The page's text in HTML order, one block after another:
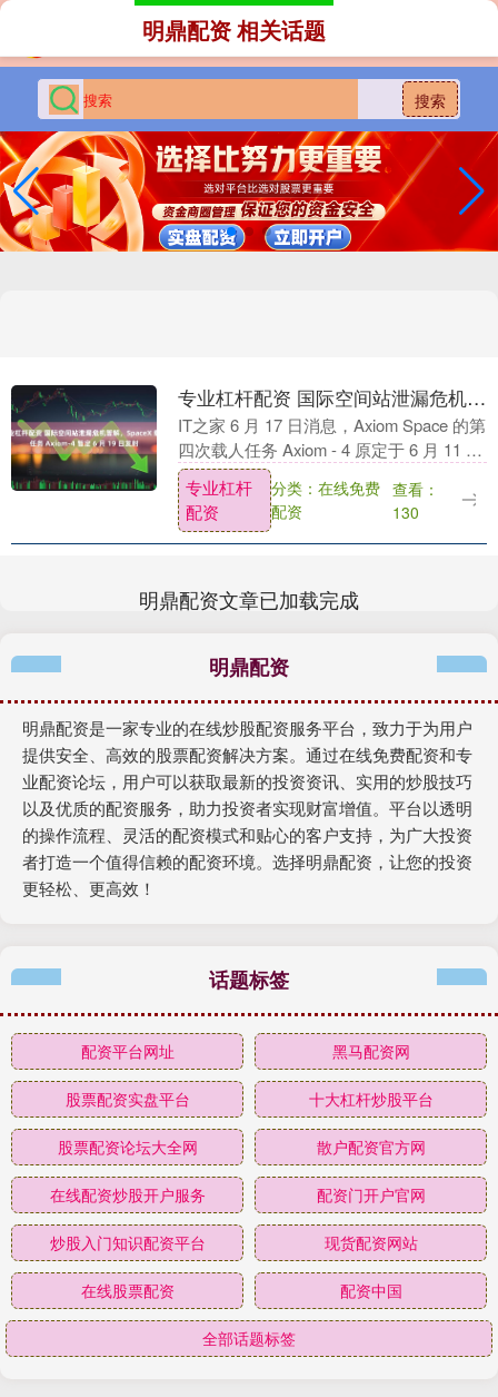
搜索
明鼎配资 相关话题
专业杠杆配资 国际空间站泄漏危机暂解，SpaceX 载人任务 Axiom-4 暂定 6 月 19 日发射
IT之家 6 月 17 日消息，Axiom Space 的第
四次载人任务 Axiom - 4 原定于 6 月 11 日
发射，因 SpaceX Falcon 9 ....
专业杠杆
配资
分类：在线免费
配资
查看：
130
明鼎配资文章已加载完成
明鼎配资
明鼎配资是一家专业的在线炒股配资服务平台，致力于为用户
提供安全、高效的股票配资解决方案。通过在线免费配资和专
业配资论坛，用户可以获取最新的投资资讯、实用的炒股技巧
以及优质的配资服务，助力投资者实现财富增值。平台以透明
的操作流程、灵活的配资模式和贴心的客户支持，为广大投资
者打造一个值得信赖的配资环境。选择明鼎配资，让您的投资
更轻松、更高效！
话题标签
配资平台网址 黑马配资网
股票配资实盘平台 十大杠杆炒股平台
股票配资论坛大全网 散户配资官方网
在线配资炒股开户服务 配资门开户官网
炒股入门知识配资平台 现货配资网站
在线股票配资 配资中国
全部话题标签